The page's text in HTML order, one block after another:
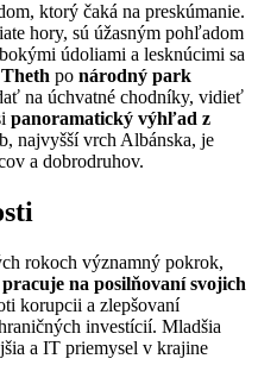
ktorý čaká na preskúmanie.
hory, sú úžasným pohľadom
údoliami a lesknúcimi sa
po národný park
na úchvatné chodníky, vidieť
panoramatický výhľad z
najvyšší vrch Albánska, je
a dobrodruhov.
rokoch významný pokrok,
na posilňovaní svojich
korupcii a zlepšovaní
investícií. Mladšia
a IT priemysel v krajine